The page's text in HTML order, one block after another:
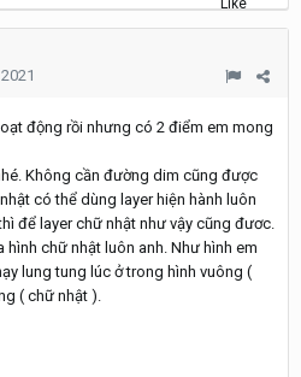
động rồi nhưng có 2 điểm em mong
Không cần đường dim cũng được
có thể dùng layer hiện hành luôn
để layer chữ nhật như vậy cũng đươc.
chữ nhật luôn anh. Như hình em
lung tung lúc ở trong hình vuông (
( chữ nhật ).